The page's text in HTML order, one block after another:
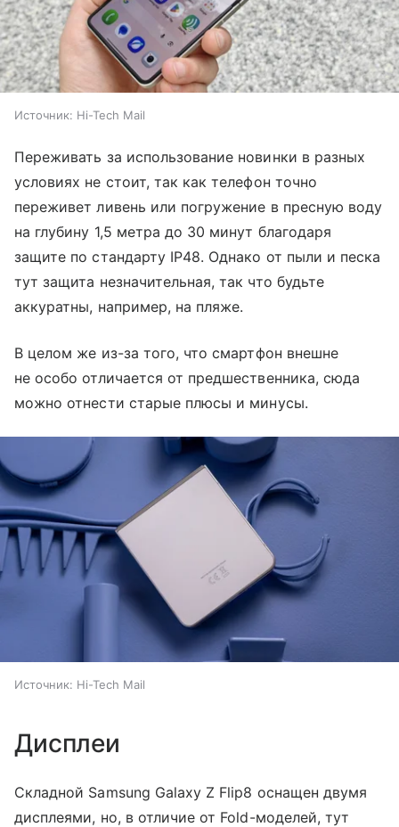
Источник: Hi-Tech Mail
Переживать за использование новинки в разных
условиях не стоит, так как телефон точно
переживет ливень или погружение в пресную воду
на глубину 1,5 метра до 30 минут благодаря
защите по стандарту IP48. Однако от пыли и песка
тут защита незначительная, так что будьте
аккуратны, например, на пляже.
В целом же из-за того, что смартфон внешне
не особо отличается от предшественника, сюда
можно отнести старые плюсы и минусы.
Источник: Hi-Tech Mail
Дисплеи
Складной Samsung Galaxy Z Flip8 оснащен двумя
дисплеями, но, в отличие от Fold-моделей, тут